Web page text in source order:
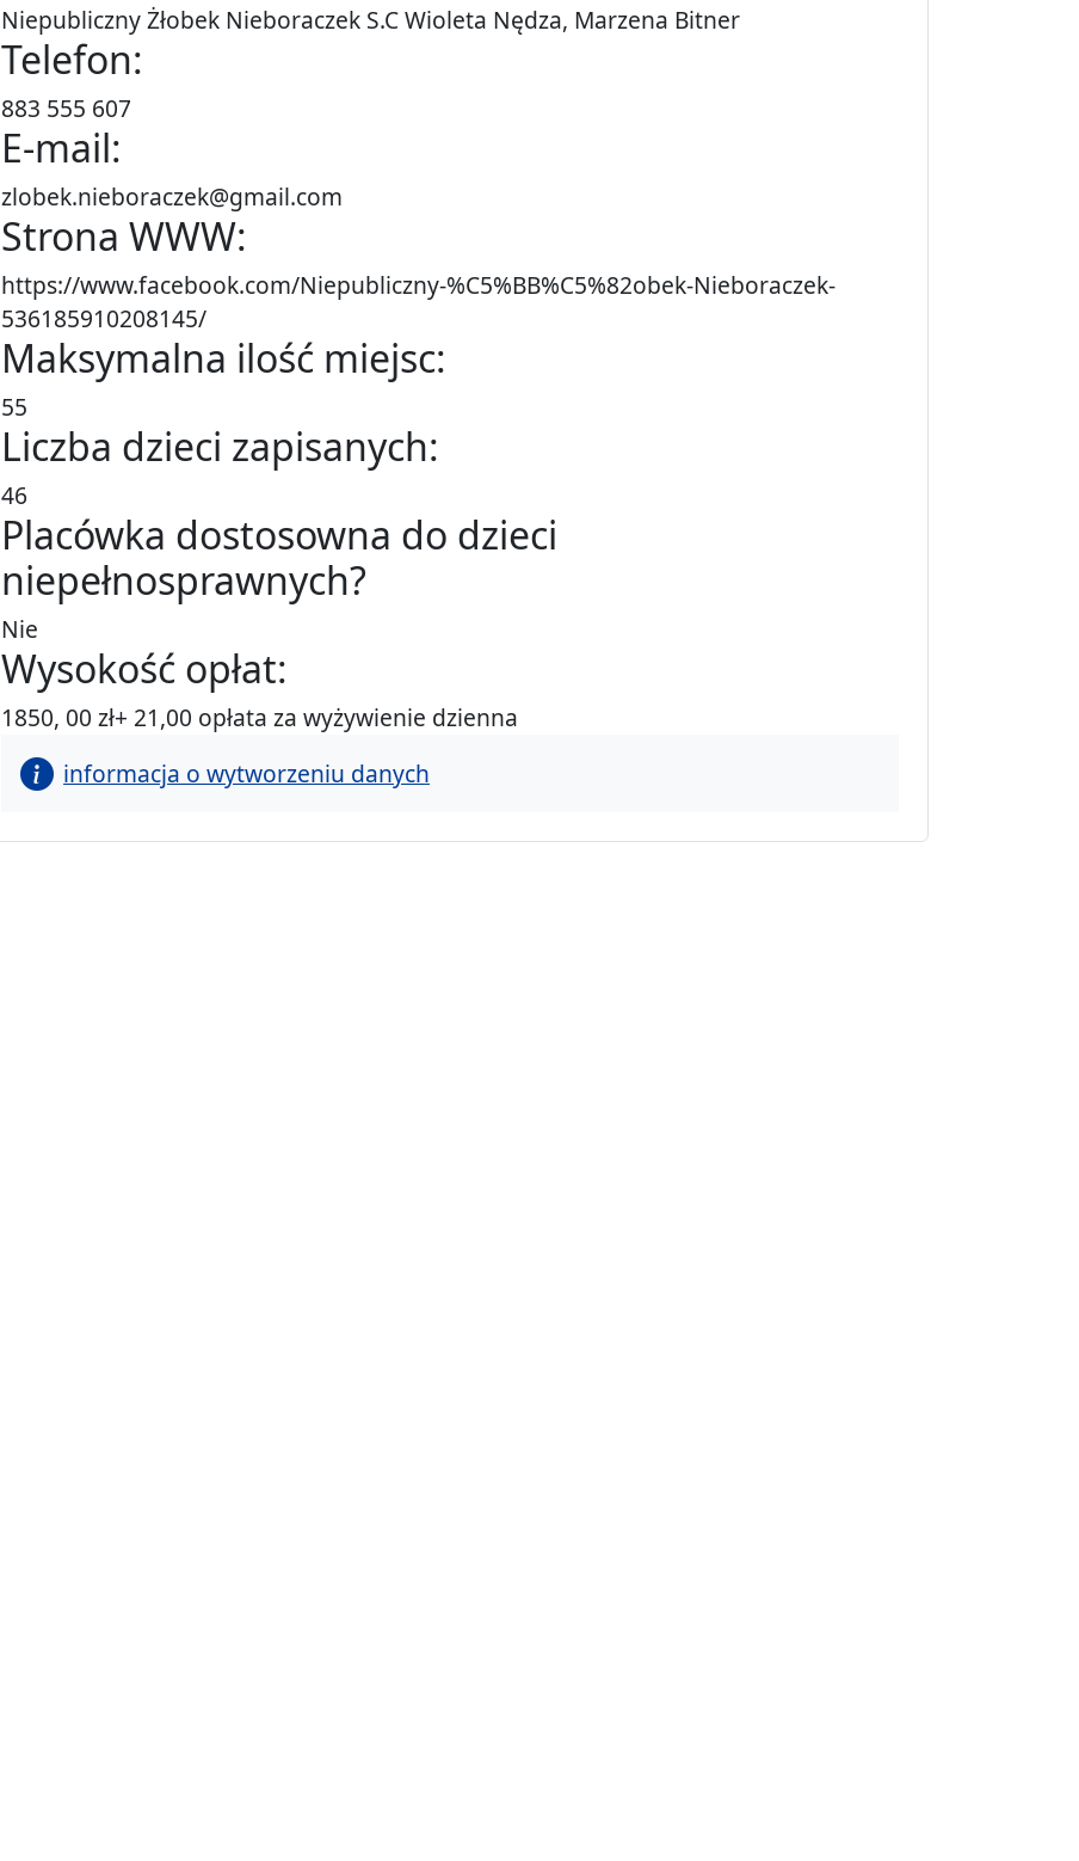
Niepubliczny Żłobek Nieboraczek S.C Wioleta Nędza, Marzena Bitner
Telefon:
883 555 607
E-mail:
zlobek.nieboraczek@gmail.com
Strona WWW:
https://www.facebook.com/Niepubliczny-%C5%BB%C5%82obek-Nieboraczek-
536185910208145/
Maksymalna ilość miejsc:
55
Liczba dzieci zapisanych:
46
Placówka dostosowna do dzieci
niepełnosprawnych?
Nie
Wysokość opłat:
1850, 00 zł+ 21,00 opłata za wyżywienie dzienna
informacja o wytworzeniu danych